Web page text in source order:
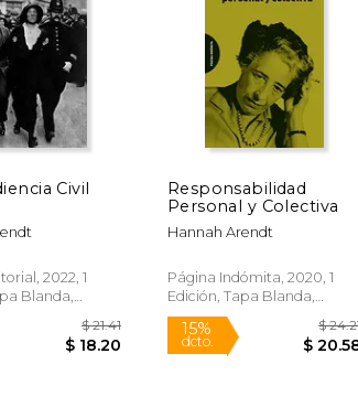
15%
dcto.
15%
dcto.
Civil
2022, 1
Blanda,
Responsabilidad
Personal y Colectiva
Hannah Arendt
Página Indómita, 2020, 1
Edición, Tapa Blanda,
Nuevo